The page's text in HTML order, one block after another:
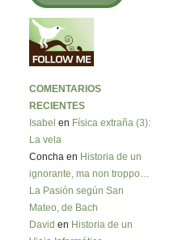
COMENTARIOS
RECIENTES
Isabel en Física extraña (3):
La vela
Concha en Historia de un
ignorante, ma non troppo…
La Pasión según San
Mateo, de Bach
David en Historia de un